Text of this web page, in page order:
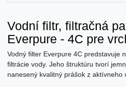
Vodní filtr, filtračná
Everpure - 4C pre
Vodný filter Everpure 4C predstavuje
filtrácie vody. Jeho štruktúru tvorí
nanesený kvalitný prášok z aktívneho